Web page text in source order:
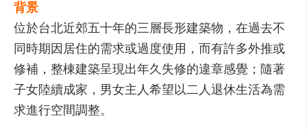
背景
位於台北近郊五十年的三層長形建築物，在過去不
同時期因居住的需求或過度使用，而有許多外推或
修補，整棟建築呈現出年久失修的違章感覺；隨著
子女陸續成家，男女主人希望以二人退休生活為需
求進行空間調整。